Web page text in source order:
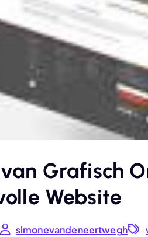
Grafisch
Website
simonevandeneertwegh